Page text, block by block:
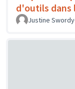
d'outils dans
Justine